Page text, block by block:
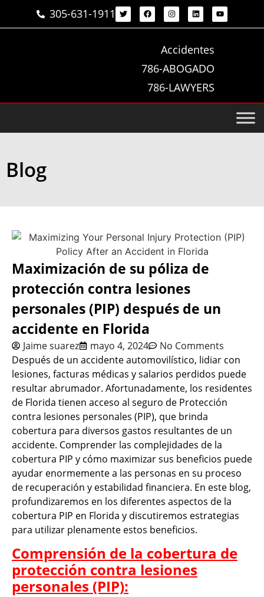
305-631-1911
Accidentes
786-ABOGADO
786-LAWYERS
Blog
Maximización de su póliza de
protección contra lesiones
personales (PIP) después de un
accidente en Florida
Jaime suarez mayo 4, 2024
No Comments
Después de un accidente automovilístico, lidiar con
lesiones, facturas médicas y salarios perdidos puede
resultar abrumador. Afortunadamente, los residentes
de Florida tienen acceso al seguro de Protección
contra lesiones personales (PIP), que brinda
cobertura para diversos gastos resultantes de un
accidente. Comprender las complejidades de la
cobertura PIP y cómo maximizar sus beneficios puede
ayudar enormemente a las personas en su proceso
de recuperación y estabilidad financiera. En este blog,
profundizaremos en los diferentes aspectos de la
cobertura PIP en Florida y discutiremos estrategias
para utilizar plenamente estos beneficios.
Comprensión de la cobertura de
protección contra lesiones
personales (PIP):